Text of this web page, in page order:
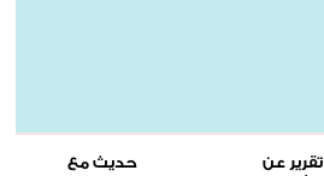
تقرير عن
حديث مع